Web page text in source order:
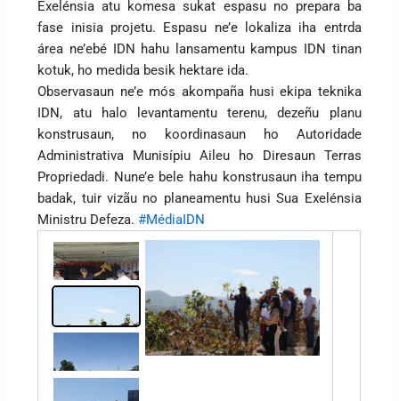
Exelénsia atu komesa sukat espasu no prepara ba
fase inisia projetu. Espasu ne’e lokaliza iha entrda
área ne’ebé IDN hahu lansamentu kampus IDN tinan
kotuk, ho medida besik hektare ida.
Observasaun ne’e mós akompaña husi ekipa teknika
IDN, atu halo levantamentu terenu, dezeñu planu
konstrusaun, no koordinasaun ho Autoridade
Administrativa Munisípiu Aileu ho Diresaun Terras
Propriedadi. Nune’e bele hahu konstrusaun iha tempu
badak, tuir vizãu no planeamentu husi Sua Exelénsia
Ministru Defeza.#MédiaIDN